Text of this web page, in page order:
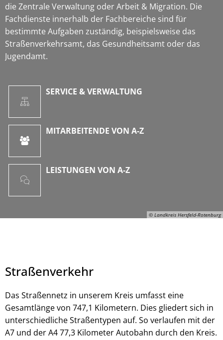
© Landkreis Hersfeld-Rotenburg
© Landkreis Hersfeld-Rotenburg
die Zentrale Verwaltung oder Arbeit & Migration. Die
Fachdienste innerhalb der Fachbereiche sind für
bestimmte Aufgaben zuständig, beispielsweise das
Straßenverkehrsamt, das Gesundheitsamt oder das
Jugendamt.
SERVICE & VERWALTUNG
MITARBEITENDE VON A-Z
LEISTUNGEN VON A-Z
Straßenverkehr
Das Straßennetz in unserem Kreis umfasst eine
Gesamtlänge von 747,1 Kilometern. Dies gliedert sich in
unterschiedliche Straßentypen auf. So verlaufen mit der
A7 und der A4 77,3 Kilometer Autobahn durch den Kreis.